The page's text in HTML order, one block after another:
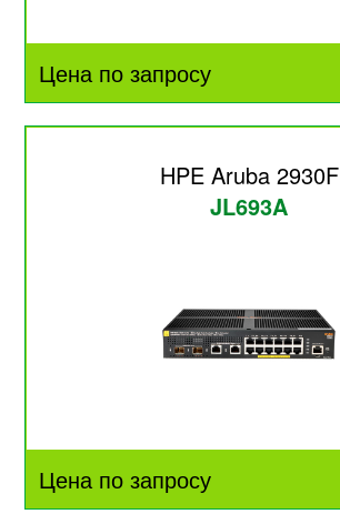
Цена по запросу
HPE Aruba 2930F
JL693A
Цена по запросу